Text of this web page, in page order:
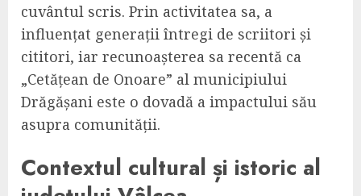
cuvântul scris. Prin activitatea sa, a
influențat generații întregi de scriitori și
cititori, iar recunoașterea sa recentă ca
„Cetățean de Onoare” al municipiului
Drăgășani este o dovadă a impactului său
asupra comunității.
Contextul cultural și istoric al